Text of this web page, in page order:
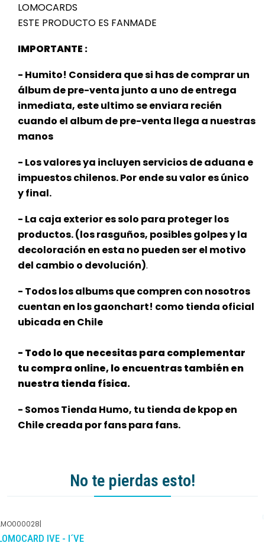
LOMOCARDS
ESTE PRODUCTO ES FANMADE
IMPORTANTE :
- Humito! Considera que si has de comprar un
álbum de pre-venta junto a uno de entrega
inmediata, este ultimo se enviara recién
cuando el album de pre-venta llega a nuestras
manos
- Los valores ya incluyen servicios de aduana e
impuestos chilenos. Por ende su valor es único
y final.
- La caja exterior es solo para proteger los
productos. (los rasguños, posibles golpes y la
decoloración en esta no pueden ser el motivo
del cambio o devolución).
- Todos los albums que compren con nosotros
cuentan en los gaonchart! como tienda oficial
ubicada en Chile
- Todo lo que necesitas para complementar
tu compra online, lo encuentras también en
nuestra tienda física.
- Somos Tienda Humo, tu tienda de kpop en
Chile creada por fans para fans.
No te pierdas esto!
-10% DCTO
|
IVE - I´VE